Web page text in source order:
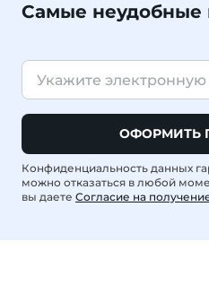
Самые неудобные
ОФОРМИТЬ
Конфиденциальность данных
можно отказаться в любой
вы даете Согласие на